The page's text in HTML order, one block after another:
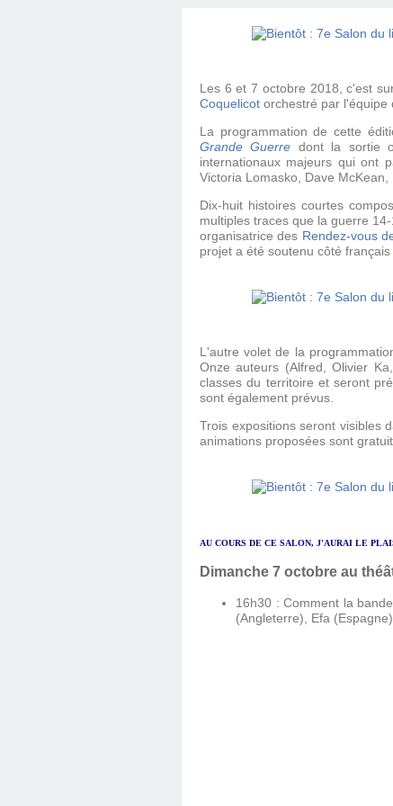
Les 6 et 7 octobre 2018, c'est
Coquelicot orchestré par l'équipe
La programmation de cette
Grande Guerre dont la sortie
internationaux majeurs qui ont
Victoria Lomasko, Dave
Dix-huit histoires courtes
multiples traces que la guerre
organisatrice des Rendez-vous
projet a été soutenu côté
L'autre volet de la
Onze auteurs (Alfred, Olivier
classes du territoire et seront
sont également prévus.
Trois expositions seront visibles
animations proposées sont
AU COURS DE CE SALON, J'AURAI LE
Dimanche 7 octobre au
16h30 : Comment la
(Angleterre), Efa